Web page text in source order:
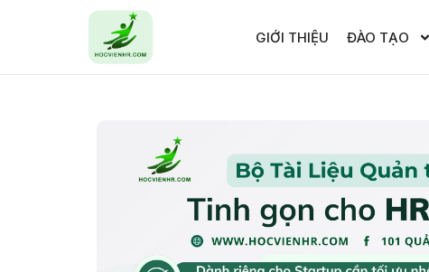
GIỚI THIỆU ĐÀO TẠO